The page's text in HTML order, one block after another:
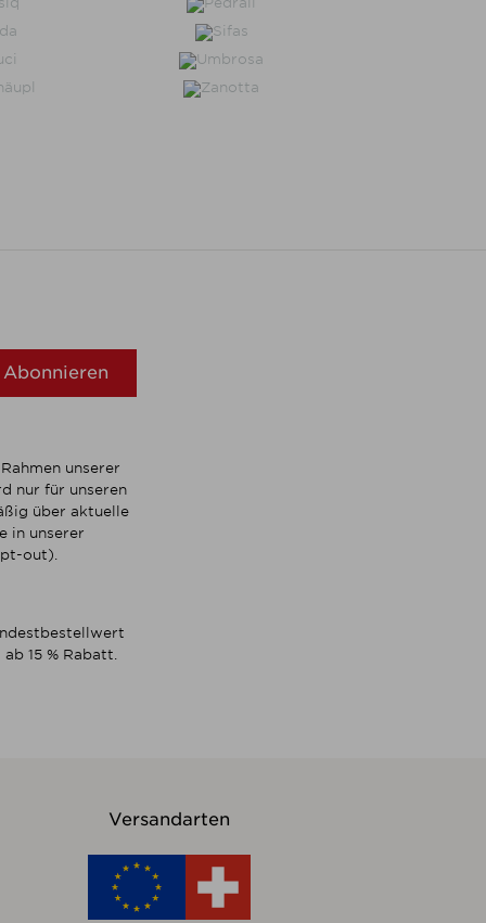
Abonnieren
unserer
nur für unseren
über aktuelle
in unserer
out).
15 % Rabatt.
Versandarten